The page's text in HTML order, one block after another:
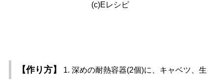
(c)Eレシピ
【作り方】 1. 深めの耐熱容器(2個)に、キャベツ、生